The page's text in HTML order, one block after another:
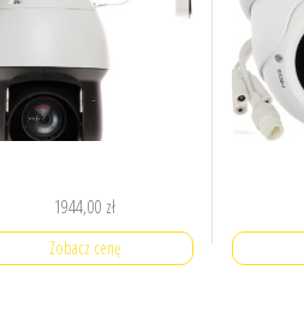
1944,00 zł
Zobacz cenę